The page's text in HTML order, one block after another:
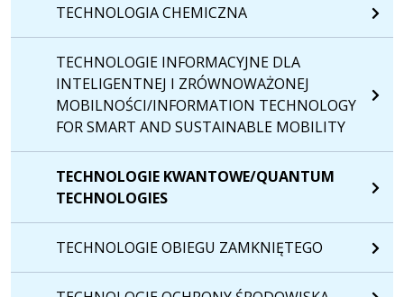
TECHNOLOGIA CHEMICZNA
TECHNOLOGIE INFORMACYJNE DLA
INTELIGENTNEJ I ZRÓWNOWAŻONEJ
MOBILNOŚCI/INFORMATION TECHNOLOGY
FOR SMART AND SUSTAINABLE MOBILITY
TECHNOLOGIE KWANTOWE/QUANTUM
TECHNOLOGIES
TECHNOLOGIE OBIEGU ZAMKNIĘTEGO